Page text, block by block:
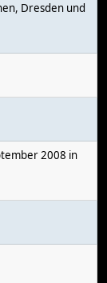
Dresden und
2008 in